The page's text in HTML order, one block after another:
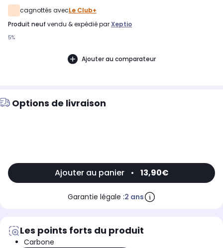
cagnottés avecLe Club+
produit neuf vendu & expédié parXeptio
5%
Ajouter au comparateur
Options de livraison
Ajouter au panier • 13,90€
Garantie légale :2 ans
Les points forts du produit
Carbone